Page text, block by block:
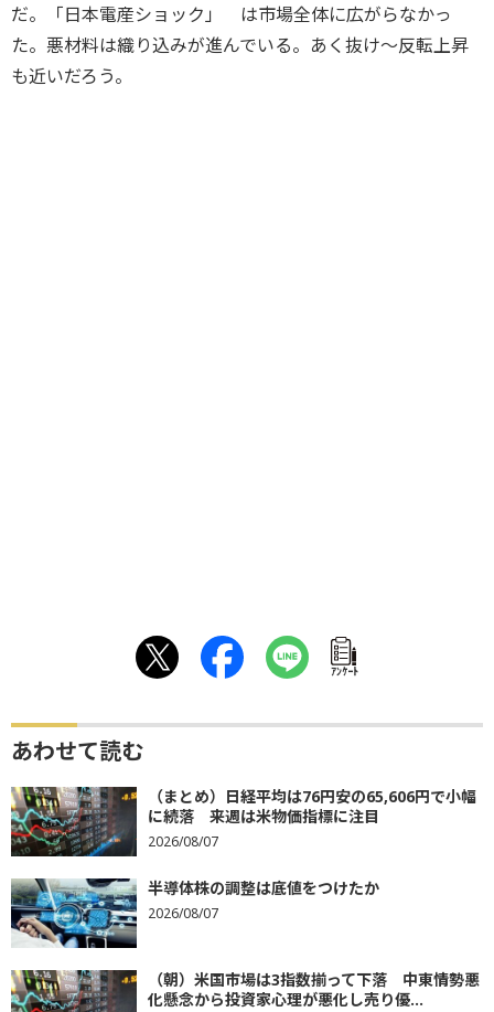
だ。「日本電産ショック」 は市場全体に広がらなかっ
た。悪材料は織り込みが進んでいる。あく抜け～反転上昇
も近いだろう。
ｱﾝｹｰﾄ
あわせて読む
（まとめ）日経平均は76円安の65,606円で小幅
に続落 来週は米物価指標に注目
2026/08/07
半導体株の調整は底値をつけたか
2026/08/07
（朝）米国市場は3指数揃って下落 中東情勢悪
化懸念から投資家心理が悪化し売り優...